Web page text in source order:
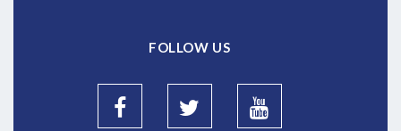
FOLLOW US